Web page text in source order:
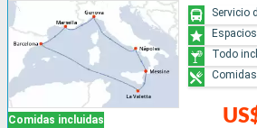
Comidas incluidas
Servicio
Todo